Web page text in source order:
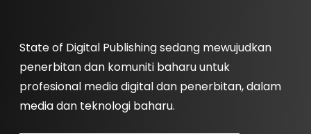
State of Digital Publishing sedang mewujudkan
penerbitan dan komuniti baharu untuk
profesional media digital dan penerbitan, dalam
media dan teknologi baharu.